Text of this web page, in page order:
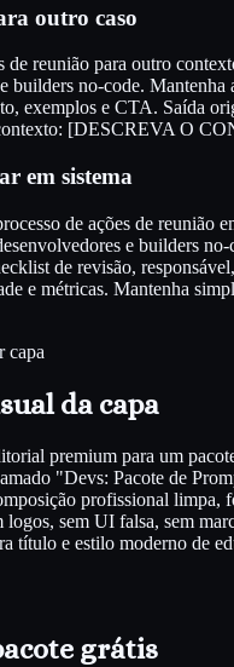
outro caso
de reunião para outro
builders no-code. Mantenha
exemplos e CTA. Saída
[DESCREVA O
em sistema
de ações de reunião
e builders
de revisão,
e métricas. Mantenha
capa
da capa
premium para um
"Devs: Pacote de
profissional limpa,
sem UI falsa, sem
título e estilo moderno de
grátis